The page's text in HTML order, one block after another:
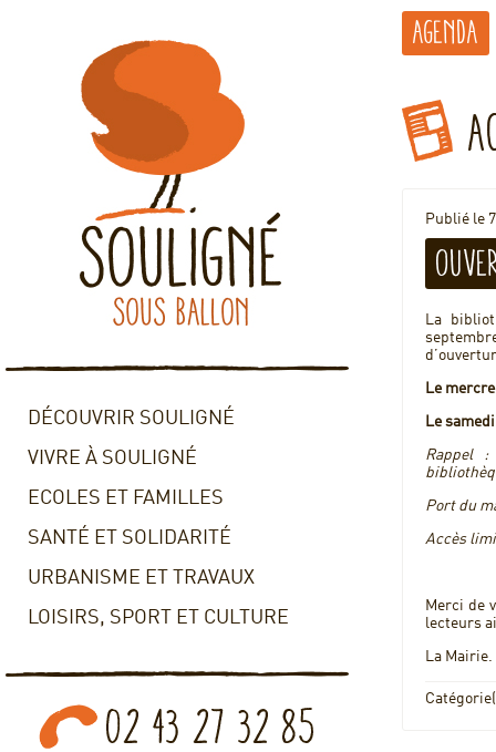
DÉCOUVRIR SOULIGNÉ
VIVRE À SOULIGNÉ
ECOLES ET FAMILLES
SANTÉ ET SOLIDARITÉ
URBANISME ET TRAVAUX
LOISIRS, SPORT ET CULTURE
Agenda
Publié le
La
Le
Le
Rappel :
Port du
Accès
Merci de
lecteurs
La Mairie.